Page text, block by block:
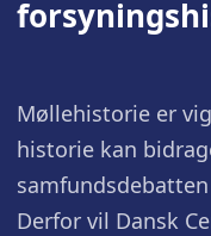
Møllehistorie er
historie kan
Derfor vil Dansk